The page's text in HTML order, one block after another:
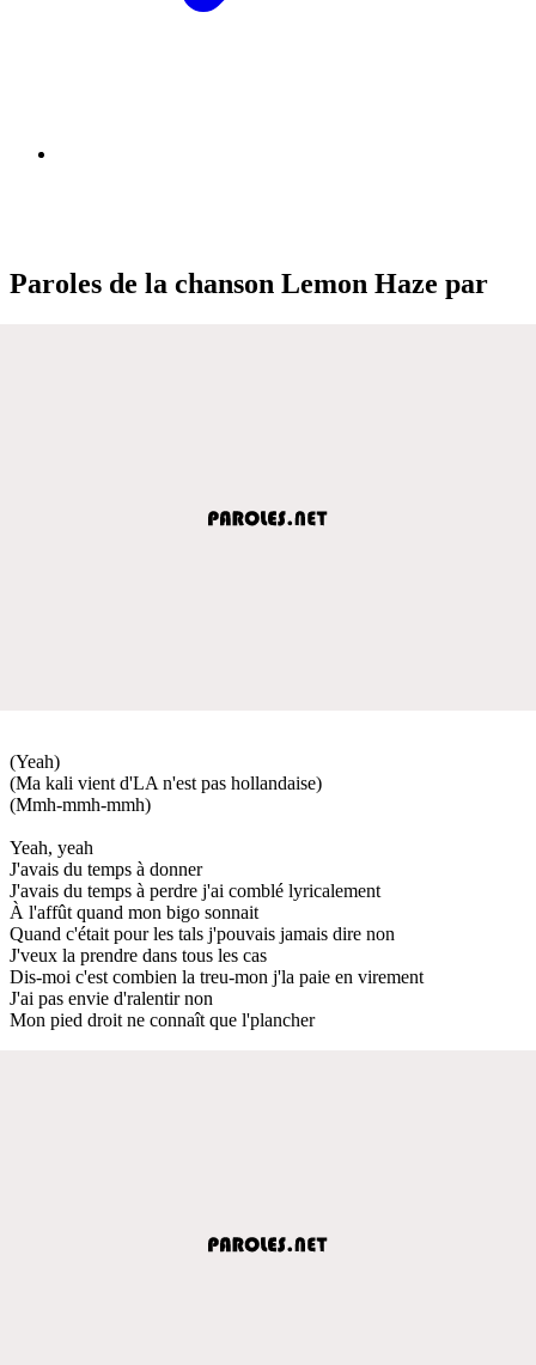
Paroles de la chanson Lemon Haze par
(Yeah)
(Ma kali vient d'LA n'est pas hollandaise)
(Mmh-mmh-mmh)
Yeah, yeah
J'avais du temps à donner
J'avais du temps à perdre j'ai comblé lyricalement
À l'affût quand mon bigo sonnait
Quand c'était pour les tals j'pouvais jamais dire non
J'veux la prendre dans tous les cas
Dis-moi c'est combien la treu-mon j'la paie en virement
J'ai pas envie d'ralentir non
Mon pied droit ne connaît que l'plancher